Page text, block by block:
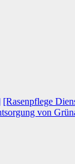
[Rasenpflege
von